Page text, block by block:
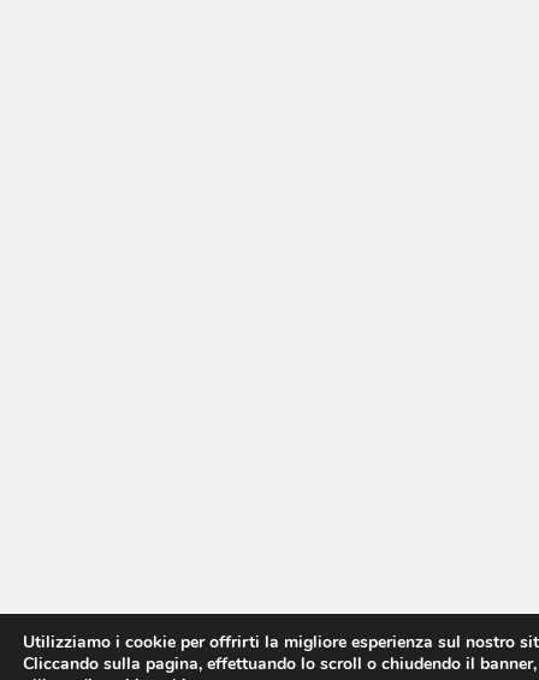
Utilizziamo i cookie per offrirti la migliore esperienza sul nostro
Cliccando sulla pagina, effettuando lo scroll o chiudendo il